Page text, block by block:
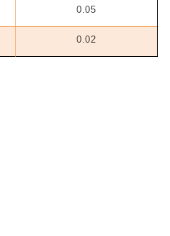
0.05
0.02